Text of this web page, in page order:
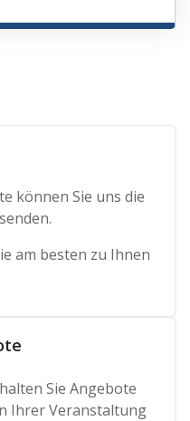
können Sie uns die
am besten zu Ihnen
Sie Angebote
Ihrer Veranstaltung